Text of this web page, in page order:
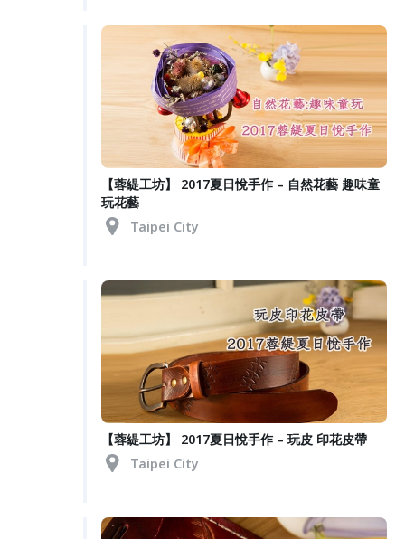
【蓉緹工坊】 2017夏日悅手作 – 自然花藝 趣味童
玩花藝
Taipei City
【蓉緹工坊】 2017夏日悅手作 – 玩皮 印花皮帶
Taipei City